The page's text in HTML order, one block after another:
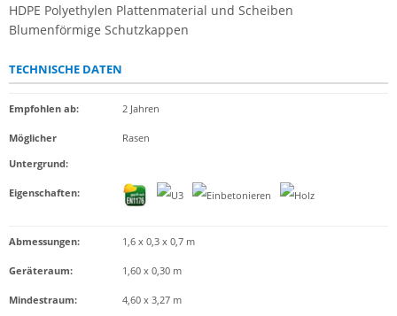
HDPE Polyethylen Plattenmaterial und Scheiben
Blumenförmige Schutzkappen
TECHNISCHE DATEN
Empfohlen ab: 2 Jahren
Möglicher
Untergrund:
Rasen
Eigenschaften:
Abmessungen: 1,6 x 0,3 x 0,7 m
Geräteraum: 1,60 x 0,30 m
Mindestraum: 4,60 x 3,27 m